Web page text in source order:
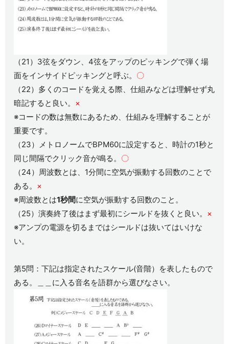
（21）3弦をダウン、4弦をアップのピッキングで弾く場
面をインサイドピッキングと呼ぶ。 〇
（22）多くのコードを覚える際、仕組みなどは理解せず丸
暗記すると良い。 ×
※コードの数は無数にあるため、仕組みを理解することが
重要です。
（23）メトロノームでBPM60に設定すると、時計の1秒と
同じ間隔でクリック音が鳴る。 〇
（24）周波数とは、1分間に空気が振動する回数のことで
ある。 ×
※周波数とは1秒間に空気が振動する回数のこと。
（25）演奏終了後はまず最初にシールドを抜くと良い。 ×
※アンプの電源を切るまではシールドは抜いてはいけな
い。
第5問：下記は指定されたスケール(音階）を表したもので
ある。＿＿に入る音名を語群から選びなさい。